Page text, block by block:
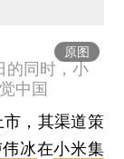
原图
的同时，小
中国
市，其渠道策
伟冰在小米集